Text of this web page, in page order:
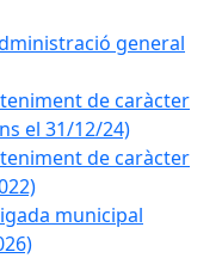
general
de caràcter
el 31/12/24)
de caràcter
municipal